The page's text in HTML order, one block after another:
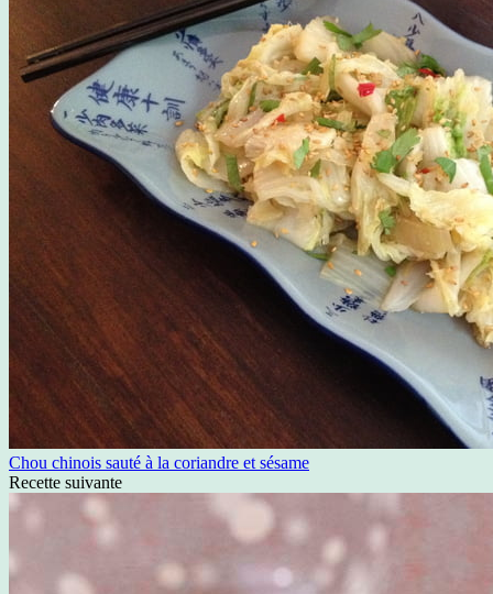
Chou chinois sauté à la coriandre et sésame
Recette suivante